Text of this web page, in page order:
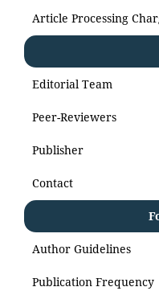
Article Processing
Editorial Team
Peer-Reviewers
Publisher
Contact
Author Guidelines
Publication Frequency